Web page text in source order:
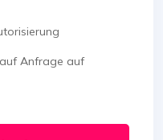
Anfrage auf